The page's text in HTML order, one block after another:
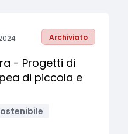
Archiviato
- Progetti di
di piccola e